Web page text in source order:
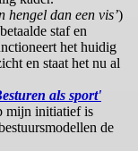
hengel dan een vis’)
staf en
het huidig
en staat het nu al
als sport'
mijn initiatief is
de